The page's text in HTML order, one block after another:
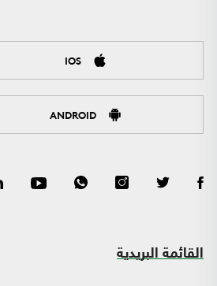
IOS
ANDROID
القائمة البريدية